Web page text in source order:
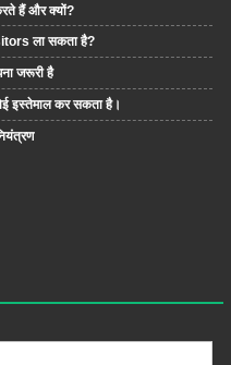
हैं और क्यों?
ला सकता है?
जरूरी है
इस्तेमाल कर सकता है।